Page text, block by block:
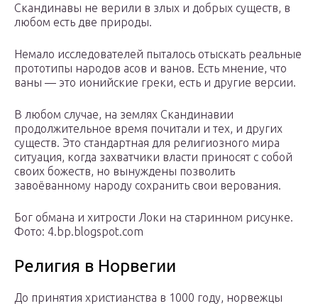
Скандинавы не верили в злых и добрых существ, в
любом есть две природы.
Немало исследователей пыталось отыскать реальные
прототипы народов асов и ванов. Есть мнение, что
ваны — это ионийские греки, есть и другие версии.
В любом случае, на землях Скандинавии
продолжительное время почитали и тех, и других
существ. Это стандартная для религиозного мира
ситуация, когда захватчики власти приносят с собой
своих божеств, но вынуждены позволить
завоёванному народу сохранить свои верования.
Бог обмана и хитрости Локи на старинном рисунке.
Фото: 4.bp.blogspot.com
Религия в Норвегии
До принятия христианства в 1000 году, норвежцы